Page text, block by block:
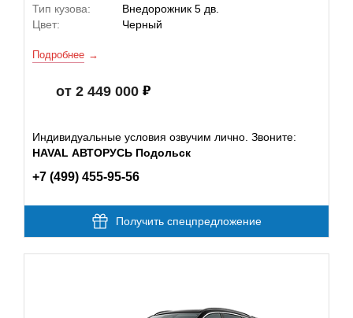
Тип кузова:
Внедорожник 5 дв.
Цвет:
Черный
Подробнее
от 2 449 000
Индивидуальные условия озвучим лично. Звоните:
HAVAL АВТОРУСЬ Подольск
+7 (499) 455-95-56
Получить спецпредложение